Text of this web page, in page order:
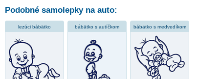
Podobné samolepky na auto:
lezúci bábätko bábätko s autíčkom bábätko s medvedíkom